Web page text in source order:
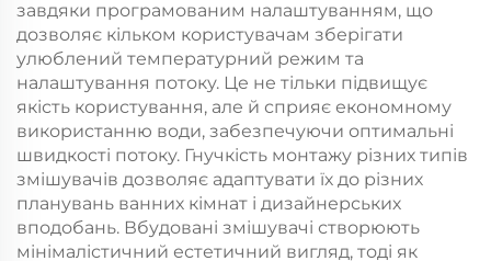
завдяки програмованим налаштуванням, що
дозволяє кільком користувачам зберігати
улюблений температурний режим та
налаштування потоку. Це не тільки підвищує
якість користування, але й сприяє економному
використанню води, забезпечуючи оптимальні
швидкості потоку. Гнучкість монтажу різних типів
змішувачів дозволяє адаптувати їх до різних
планувань ванних кімнат і дизайнерських
вподобань. Вбудовані змішувачі створюють
мінімалістичний естетичний вигляд, тоді як